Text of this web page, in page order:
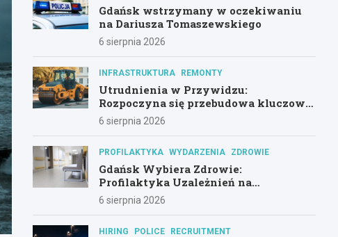
Gdańsk wstrzymany w oczekiwaniu
na Dariusza Tomaszewskiego
6 sierpnia 2026
INFRASTRUKTURA REMONTY
Utrudnienia w Przywidzu:
Rozpoczyna się przebudowa kluczowej
drogi!
6 sierpnia 2026
PROFILAKTYKA WYDARZENIA ZDROWIE
Gdańsk Wybiera Zdrowie:
Profilaktyka Uzależnień na
Pierwszym Planie
6 sierpnia 2026
HIRING POLICE RECRUITMENT